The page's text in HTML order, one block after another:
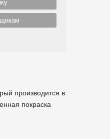
производится в
покраска